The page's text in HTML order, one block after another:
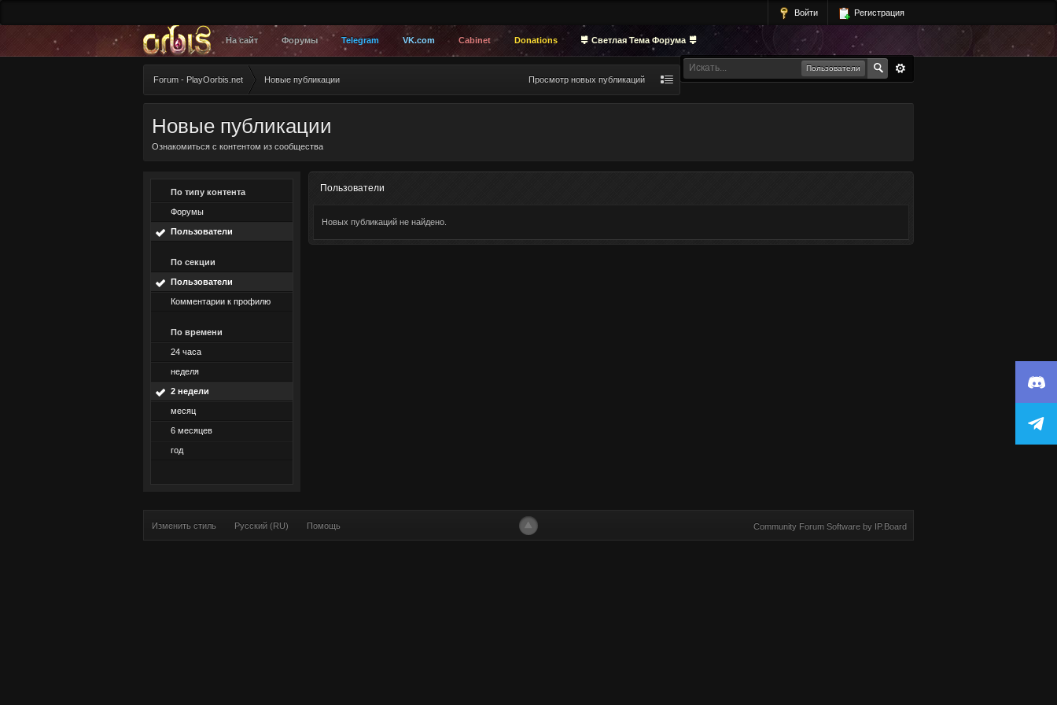
Войти Регистрация
На сайт Форумы Telegram VK.com Cabinet Donations Светлая Тема Форума
Пользователи
Forum - PlayOorbis.net Новые публикации Просмотр новых публикаций
Новые публикации
Ознакомиться с контентом из сообщества
По типу контента
Форумы
Пользователи
По секции
Пользователи
Комментарии к профилю
По времени
24 часа
неделя
2 недели
месяц
6 месяцев
год
Пользователи
Новых публикаций не найдено.
Community Forum Software by IP.Board
Изменить стиль Русский (RU) Помощь